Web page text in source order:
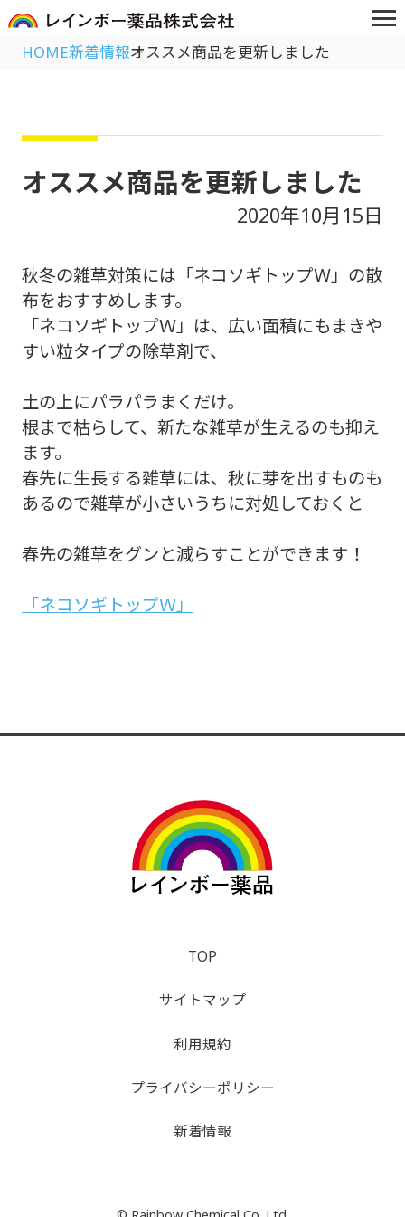
HOME新着情報オススメ商品を更新しました
オススメ商品を更新しました
2020年10月15日
秋冬の雑草対策には「ネコソギトップＷ」の散
布をおすすめします。
「ネコソギトップＷ」は、広い面積にもまきや
すい粒タイプの除草剤で、
土の上にパラパラまくだけ。
根まで枯らして、新たな雑草が生えるのも抑え
ます。
春先に生長する雑草には、秋に芽を出すものも
あるので雑草が小さいうちに対処しておくと
春先の雑草をグンと減らすことができます！
「ネコソギトップＷ」
TOP
サイトマップ
利用規約
プライバシーポリシー
新着情報